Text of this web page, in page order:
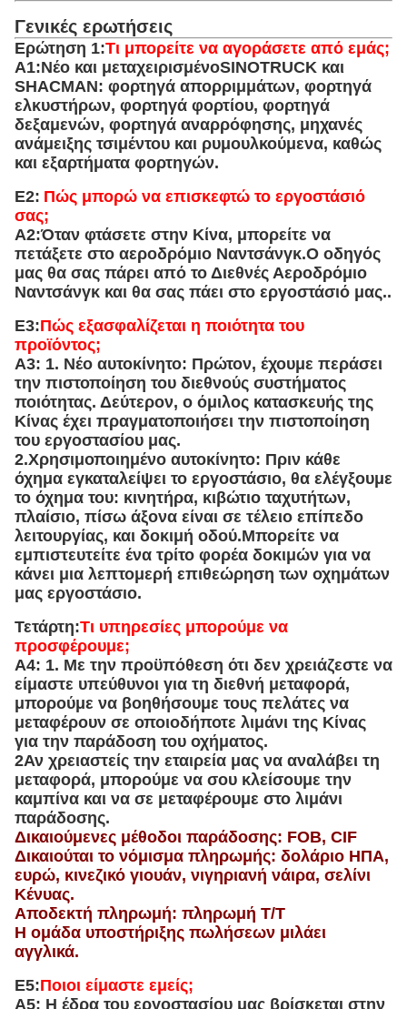
Γενικές ερωτήσεις
Ερώτηση 1:Τι μπορείτε να αγοράσετε από εμάς;
Α1:Νέο και μεταχειρισμένοSINOTRUCK και
SHACMAN: φορτηγά απορριμμάτων, φορτηγά
ελκυστήρων, φορτηγά φορτίου, φορτηγά
δεξαμενών, φορτηγά αναρρόφησης, μηχανές
ανάμειξης τσιμέντου και ρυμουλκούμενα, καθώς
και εξαρτήματα φορτηγών.
Ε2: Πώς μπορώ να επισκεφτώ το εργοστάσιό
σας;
Α2:Όταν φτάσετε στην Κίνα, μπορείτε να
πετάξετε στο αεροδρόμιο Ναντσάνγκ.Ο οδηγός
μας θα σας πάρει από το Διεθνές Αεροδρόμιο
Ναντσάνγκ και θα σας πάει στο εργοστάσιό μας..
Ε3:Πώς εξασφαλίζεται η ποιότητα του
προϊόντος;
Α3: 1. Νέο αυτοκίνητο: Πρώτον, έχουμε περάσει
την πιστοποίηση του διεθνούς συστήματος
ποιότητας. Δεύτερον, ο όμιλος κατασκευής της
Κίνας έχει πραγματοποιήσει την πιστοποίηση
του εργοστασίου μας.
2.Χρησιμοποιημένο αυτοκίνητο: Πριν κάθε
όχημα εγκαταλείψει το εργοστάσιο, θα ελέγξουμε
το όχημα του: κινητήρα, κιβώτιο ταχυτήτων,
πλαίσιο, πίσω άξονα είναι σε τέλειο επίπεδο
λειτουργίας, και δοκιμή οδού.Μπορείτε να
εμπιστευτείτε ένα τρίτο φορέα δοκιμών για να
κάνει μια λεπτομερή επιθεώρηση των οχημάτων
μας εργοστάσιο.
Τετάρτη:Τι υπηρεσίες μπορούμε να
προσφέρουμε;
Α4: 1. Με την προϋπόθεση ότι δεν χρειάζεστε να
είμαστε υπεύθυνοι για τη διεθνή μεταφορά,
μπορούμε να βοηθήσουμε τους πελάτες να
μεταφέρουν σε οποιοδήποτε λιμάνι της Κίνας
για την παράδοση του οχήματος.
2Αν χρειαστείς την εταιρεία μας να αναλάβει τη
μεταφορά, μπορούμε να σου κλείσουμε την
καμπίνα και να σε μεταφέρουμε στο λιμάνι
παράδοσης.
Δικαιούμενες μέθοδοι παράδοσης: FOB, CIF
Δικαιούται το νόμισμα πληρωμής: δολάριο ΗΠΑ,
ευρώ, κινεζικό γιουάν, νιγηριανή νάιρα, σελίνι
Κένυας.
Αποδεκτή πληρωμή: πληρωμή T/T
Η ομάδα υποστήριξης πωλήσεων μιλάει
αγγλικά.
Ε5:Ποιοι είμαστε εμείς;
Α5: Η έδρα του εργοστασίου μας βρίσκεται στην